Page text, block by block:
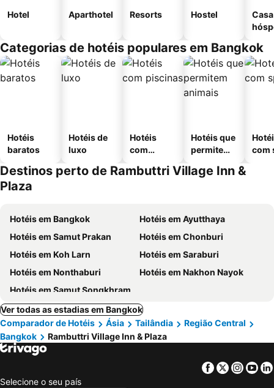
Hotel Aparthotel Resorts Hostel
Categorias de hotéis populares em Bangkok
Hotéis
baratos
Hotéis de
luxo
Hotéis
com
Hotéis que
permitem
com
Destinos perto de Rambuttri Village Inn &
Plaza
Hotéis em Bangkok
Hotéis em Ayutthaya
Hotéis em Samut Prakan
Hotéis em Chonburi
Hotéis em Koh Larn
Hotéis em Saraburi
Hotéis em Nonthaburi
Hotéis em Nakhon Nayok
Hotéis em Samut Songkhram
Ver todas as estadias em Bangkok
Comparador de Hotéis
Ásia Tailândia
Região Central
Bangkok
Rambuttri Village Inn & Plaza
Facebook
Twitter
Selecione o seu país